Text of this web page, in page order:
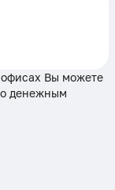
Вы можете
денежным